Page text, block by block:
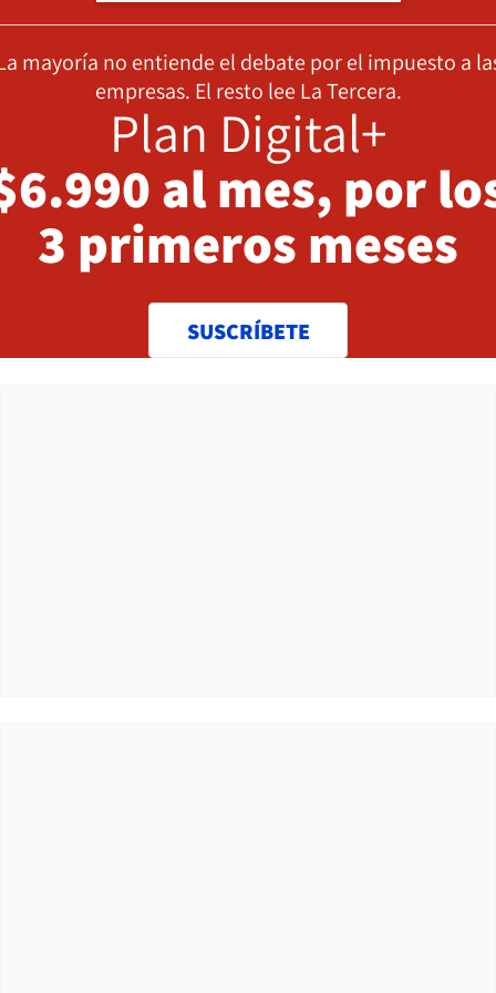
mayoría no entiende el debate por el impuesto a
empresas. El resto lee La Tercera.
Plan Digital+
al mes, por
3 primeros meses
SUSCRÍBETE